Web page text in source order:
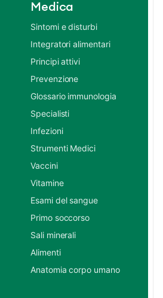
Medica
Sintomi e disturbi
Integratori alimentari
Principi attivi
Prevenzione
Glossario immunologia
Specialisti
Infezioni
Strumenti Medici
Vaccini
Vitamine
Esami del sangue
Primo soccorso
Sali minerali
Alimenti
Anatomia corpo umano